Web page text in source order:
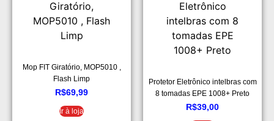
Mop FIT Giratório, MOP5010 ,
Flash Limp
R$69,99
Ir à loja
Protetor Eletrônico intelbras com
8 tomadas EPE 1008+ Preto
R$39,00